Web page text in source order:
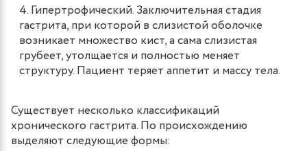
Гипертрофический. Заключительная стадия
гастрита, при которой в слизистой оболочке
возникает множество кист, а сама слизистая
грубеет, утолщается и полностью меняет
структуру. Пациент теряет аппетит и массу тела.
Существует несколько классификаций
хронического гастрита. По происхождению
выделяют следующие формы: